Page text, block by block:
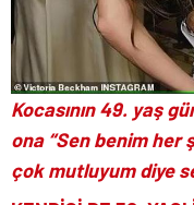
Kocasının 49. yaş
ona “Sen benim her
çok mutluyum diye